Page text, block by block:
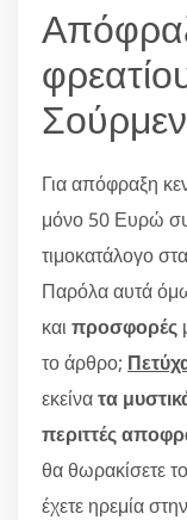
Για απόφραξη
μόνο 50 Ευρώ
τιμοκατάλογο
Παρόλα αυτά
και προσφορές
το άρθρο;
εκείνατα
περιττές
θα θωρακίσετε το
έχετε ηρεμία στην